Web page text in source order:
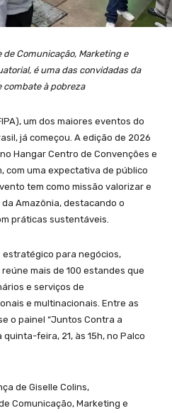
Comunicação, Marketing e
é uma das convidadas da
combate à pobreza
um dos maiores eventos do
já começou. A edição de 2026
Hangar Centro de Convenções e
com uma expectativa de público
tem como missão valorizar e
Amazônia, destacando o
práticas sustentáveis.
estratégico para negócios,
mais de 100 estandes que
e serviços de
e multinacionais. Entre as
o painel “Juntos Contra a
feira, 21, às 15h, no Palco
de Giselle Colins,
Comunicação, Marketing e